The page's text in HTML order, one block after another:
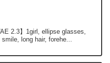
2.3】1girl, ellipse glasses,
long hair, forehe...